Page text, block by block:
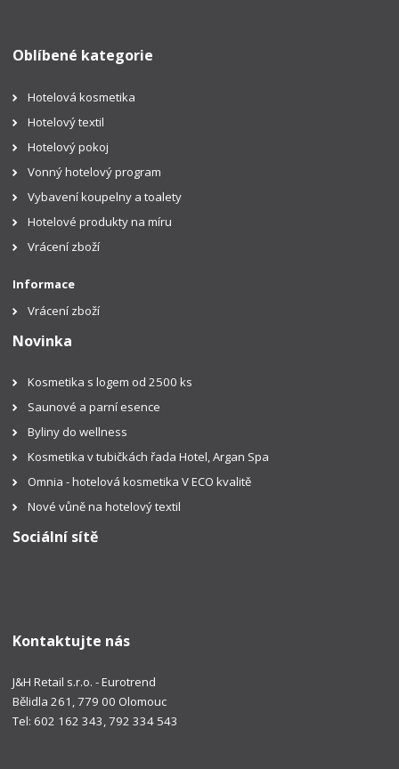
Oblíbené kategorie
Hotelová kosmetika
Hotelový textil
Hotelový pokoj
Vonný hotelový program
Vybavení koupelny a toalety
Hotelové produkty na míru
Vrácení zboží
Informace
Vrácení zboží
Novinka
Kosmetika s logem od 2500 ks
Saunové a parní esence
Byliny do wellness
Kosmetika v tubičkách řada Hotel, Argan Spa
Omnia - hotelová kosmetika V ECO kvalitě
Nové vůně na hotelový textil
Sociální sítě
Kontaktujte nás
J&H Retail s.r.o. - Eurotrend
Bělidla 261, 779 00 Olomouc
Tel: 602 162 343, 792 334 543